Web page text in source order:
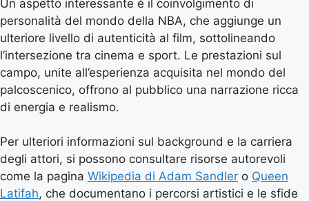
Un aspetto interessante è il coinvolgimento di
personalità del mondo della NBA, che aggiunge un
ulteriore livello di autenticità al film, sottolineando
l’intersezione tra cinema e sport. Le prestazioni sul
campo, unite all’esperienza acquisita nel mondo del
palcoscenico, offrono al pubblico una narrazione ricca
di energia e realismo.
Per ulteriori informazioni sul background e la carriera
degli attori, si possono consultare risorse autorevoli
come la pagina Wikipedia di Adam Sandler o Queen
Latifah, che documentano i percorsi artistici e le sfide